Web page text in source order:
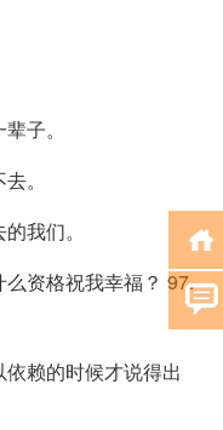
子。
。
我们。
资格祝我幸福？ 97.
赖的时候才说得出